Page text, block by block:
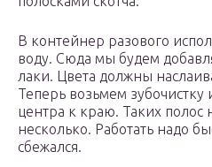
В контейнер разового
воду. Сюда мы будем
лаки. Цвета должны
Теперь возьмем зубочистку
центра к краю. Таких полос
несколько. Работать надо
сбежался.